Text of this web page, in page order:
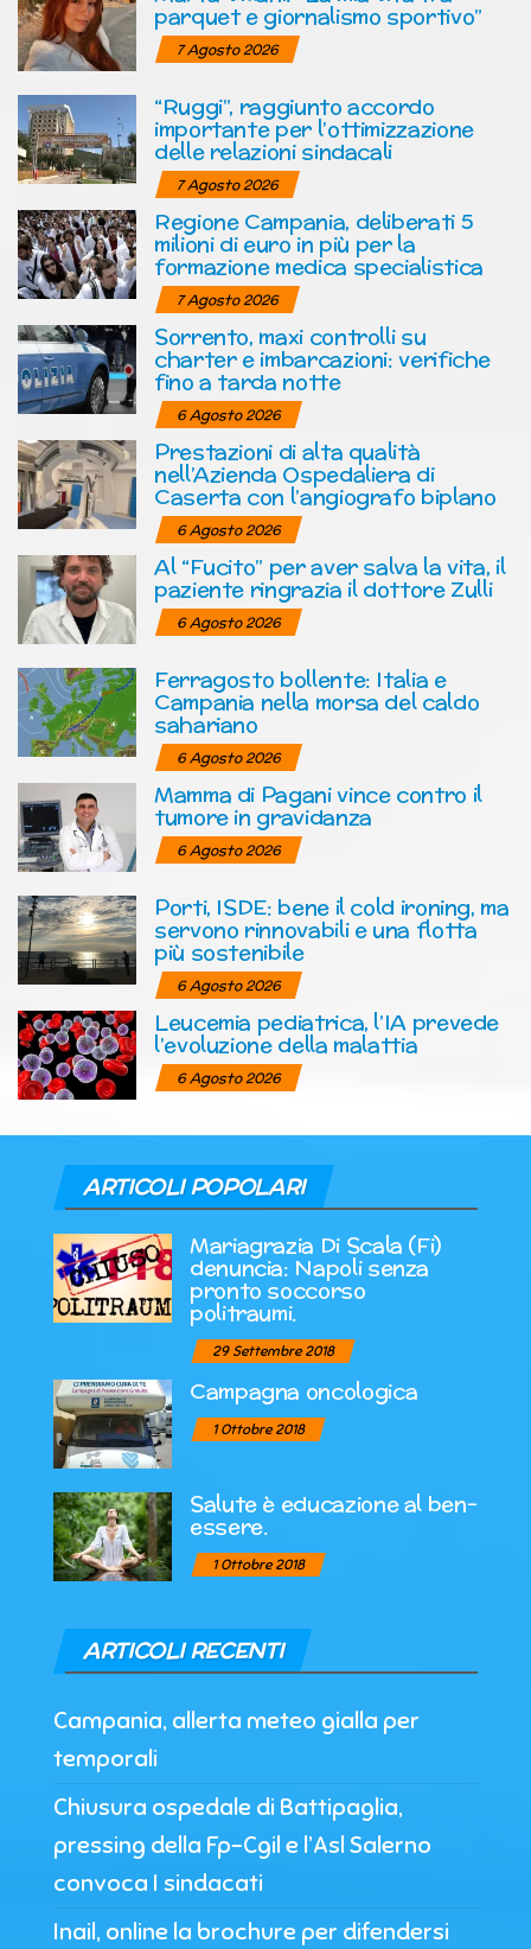
parquet e giornalismo sportivo”
7 Agosto 2026
“Ruggi”, raggiunto accordo
importante per l’ottimizzazione
delle relazioni sindacali
7 Agosto 2026
Regione Campania, deliberati 5
milioni di euro in più per la
formazione medica specialistica
7 Agosto 2026
Sorrento, maxi controlli su
charter e imbarcazioni: verifiche
fino a tarda notte
6 Agosto 2026
Prestazioni di alta qualità
nell’Azienda Ospedaliera di
Caserta con l’angiografo biplano
6 Agosto 2026
Al “Fucito” per aver salva la vita, il
paziente ringrazia il dottore Zulli
6 Agosto 2026
Ferragosto bollente: Italia e
Campania nella morsa del caldo
sahariano
6 Agosto 2026
Mamma di Pagani vince contro il
tumore in gravidanza
6 Agosto 2026
Porti, ISDE: bene il cold ironing, ma
servono rinnovabili e una flotta
più sostenibile
6 Agosto 2026
Leucemia pediatrica, l’IA prevede
l’evoluzione della malattia
6 Agosto 2026
ARTICOLI POPOLARI
Mariagrazia Di Scala (Fi)
denuncia: Napoli senza
pronto soccorso
politraumi.
29 Settembre 2018
Campagna oncologica
1 Ottobre 2018
Salute è educazione al ben-
essere.
1 Ottobre 2018
ARTICOLI RECENTI
Campania, allerta meteo gialla per
temporali
Chiusura ospedale di Battipaglia,
pressing della Fp-Cgil e l’Asl Salerno
convoca I sindacati
Inail, online la brochure per difendersi